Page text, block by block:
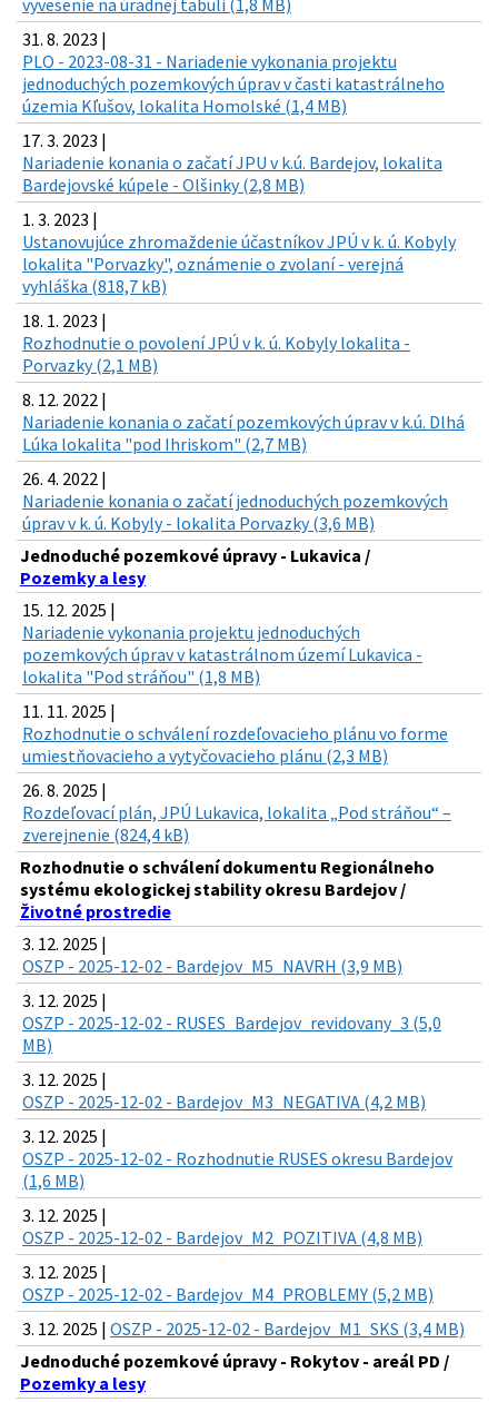
31. 8. 2023 |
PLO - 2023-08-31 - Nariadenie vykonania projektu
jednoduchých pozemkových úprav v časti katastrálneho
územia Kľušov, lokalita Homolské (1,4 MB)
17. 3. 2023 |
Nariadenie konania o začatí JPU v k.ú. Bardejov, lokalita
Bardejovské kúpele - Olšinky (2,8 MB)
1. 3. 2023 |
Ustanovujúce zhromaždenie účastníkov JPÚ v k. ú. Kobyly
lokalita "Porvazky", oznámenie o zvolaní - verejná
vyhláška (818,7 kB)
18. 1. 2023 |
Rozhodnutie o povolení JPÚ v k. ú. Kobyly lokalita -
Porvazky (2,1 MB)
8. 12. 2022 |
Nariadenie konania o začatí pozemkových úprav v k.ú. Dlhá
Lúka lokalita "pod Ihriskom" (2,7 MB)
26. 4. 2022 |
Nariadenie konania o začatí jednoduchých pozemkových
úprav v k. ú. Kobyly - lokalita Porvazky (3,6 MB)
Jednoduché pozemkové úpravy - Lukavica /
Pozemky a lesy
15. 12. 2025 |
Nariadenie vykonania projektu jednoduchých
pozemkových úprav v katastrálnom území Lukavica -
lokalita "Pod stráňou" (1,8 MB)
11. 11. 2025 |
Rozhodnutie o schválení rozdeľovacieho plánu vo forme
umiestňovacieho a vytyčovacieho plánu (2,3 MB)
26. 8. 2025 |
Rozdeľovací plán, JPÚ Lukavica, lokalita „Pod stráňou“ –
zverejnenie (824,4 kB)
Rozhodnutie o schválení dokumentu Regionálneho
systému ekologickej stability okresu Bardejov /
Životné prostredie
3. 12. 2025 |
OSZP - 2025-12-02 - Bardejov_M5_NAVRH (3,9 MB)
3. 12. 2025 |
OSZP - 2025-12-02 - RUSES_Bardejov_revidovany_3 (5,0
MB)
3. 12. 2025 |
OSZP - 2025-12-02 - Bardejov_M3_NEGATIVA (4,2 MB)
3. 12. 2025 |
OSZP - 2025-12-02 - Rozhodnutie RUSES okresu Bardejov
(1,6 MB)
3. 12. 2025 |
OSZP - 2025-12-02 - Bardejov_M2_POZITIVA (4,8 MB)
3. 12. 2025 |
OSZP - 2025-12-02 - Bardejov_M4_PROBLEMY (5,2 MB)
3. 12. 2025 | OSZP - 2025-12-02 - Bardejov_M1_SKS (3,4 MB)
Jednoduché pozemkové úpravy - Rokytov - areál PD /
Pozemky a lesy